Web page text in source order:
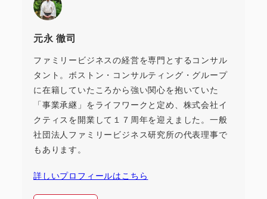
元永 徹司
ファミリービジネスの経営を専門とするコンサル
タント。ボストン・コンサルティング・グループ
に在籍していたころから強い関心を抱いていた
「事業承継」をライフワークと定め、株式会社イ
クティスを開業して１７周年を迎えました。一般
社団法人ファミリービジネス研究所の代表理事で
もあります。
詳しいプロフィールはこちら